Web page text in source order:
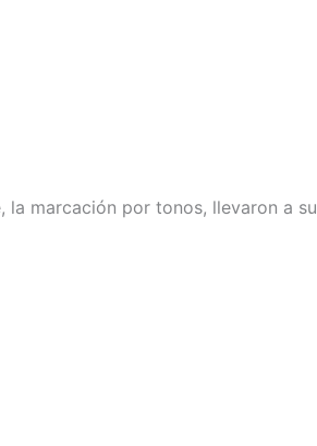
marcación por tonos, llevaron a su